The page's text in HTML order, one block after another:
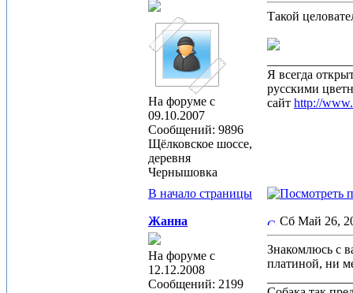
На форуме с
09.10.2007
Сообщений: 9896
Щёлковское шоссе,
деревня
Чернышовка
Такой
Я всегда
русскими
сайт http://
В начало страницы
Жанна
На форуме с
12.12.2008
Сообщений: 2199
Сб Май 26,
Знакомлюсь с
платиной, ни